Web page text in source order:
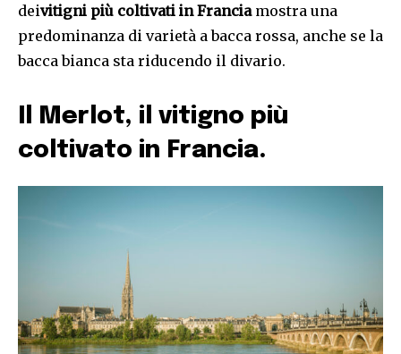
deivitigni più coltivati in Franciamostra una
predominanza di varietà a bacca rossa, anche se la
bacca bianca sta riducendo il divario.
Il Merlot, il vitigno più
coltivato in Francia.